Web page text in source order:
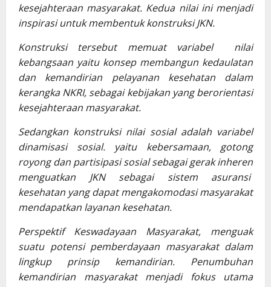
kesejahteraan masyarakat. Kedua nilai ini menjadi
inspirasi untuk membentuk konstruksi JKN.
Konstruksi tersebut memuat variabel nilai
kebangsaan yaitu konsep membangun kedaulatan
dan kemandirian pelayanan kesehatan dalam
kerangka NKRI, sebagai kebijakan yang berorientasi
kesejahteraan masyarakat.
Sedangkan konstruksi nilai sosial adalah variabel
dinamisasi sosial. yaitu kebersamaan, gotong
royong dan partisipasi sosial sebagai gerak inheren
menguatkan JKN sebagai sistem asuransi
kesehatan yang dapat mengakomodasi masyarakat
mendapatkan layanan kesehatan.
Perspektif Keswadayaan Masyarakat, menguak
suatu potensi pemberdayaan masyarakat dalam
lingkup prinsip kemandirian. Penumbuhan
kemandirian masyarakat menjadi fokus utama